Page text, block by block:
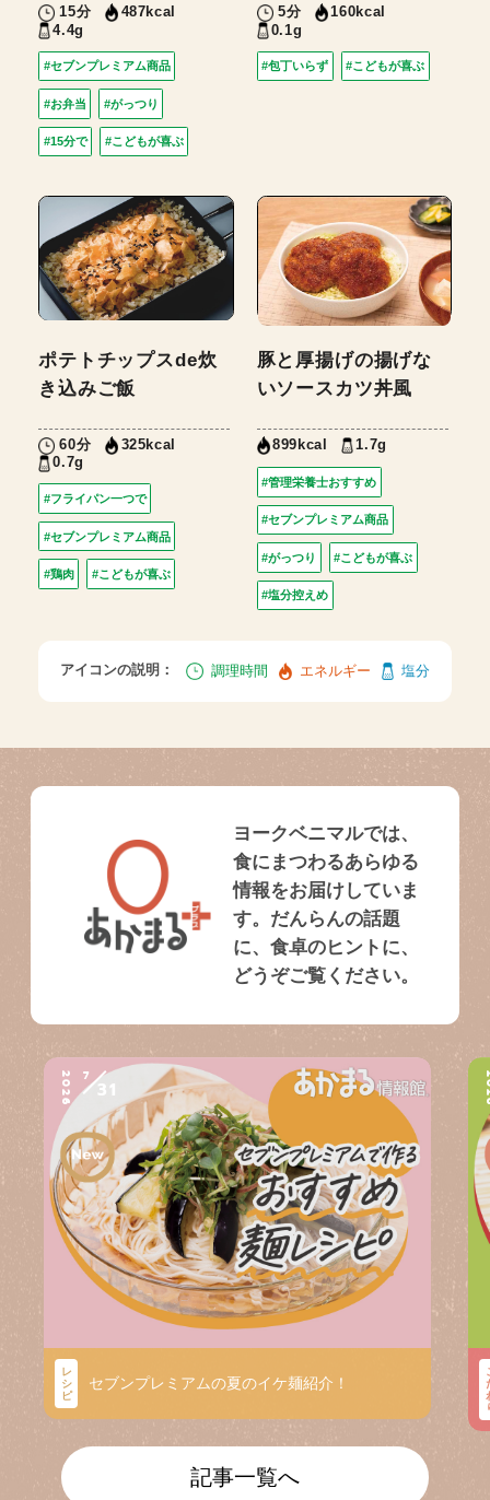
15分
487kcal
4.4g
#セブンプレミアム商品
#お弁当 #がっつり
#15分で #こどもが喜ぶ
5分
160kcal
0.1g
#包丁いらず #こどもが喜ぶ
ポテトチップスde炊
き込みご飯
60分
325kcal
0.7g
#フライパン一つで
#セブンプレミアム商品
#鶏肉 #こどもが喜ぶ
豚と厚揚げの揚げな
いソースカツ丼風
899kcal 1.7g
#管理栄養士おすすめ
#セブンプレミアム商品
#がっつり #こどもが喜ぶ
#塩分控えめ
アイコンの説明： 調理時間 エネルギー 塩分
ヨークベニマルでは、
食にまつわるあらゆる
情報をお届けしていま
す。だんらんの話題
に、食卓のヒントに、
どうぞご覧ください。
2026 7
31
レ
シ
ピ
セブンプレミアムの夏のイケ麺紹介！
記事一覧へ